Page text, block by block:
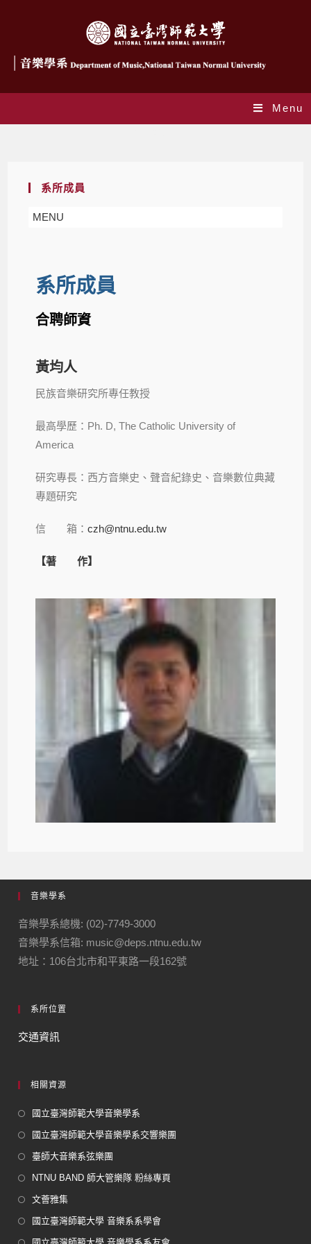
Menu
系所成員
MENU
系所成員
合聘師資
黃均人
民族音樂研究所專任教授
最高學歷： Ph. D, The Catholic University of
America
研究專長：西方音樂史、聲音紀錄史、音樂數位典藏
專題研究
信 箱：czh@ntnu.edu.tw
【著 作】
音樂學系
音樂學系總機: (02)-7749-3000
音樂學系信箱: music@deps.ntnu.edu.tw
地址：106台北市和平東路一段162號
系所位置
交通資訊
相關資源
國立臺灣師範大學音樂學系
國立臺灣師範大學音樂學系交響樂團
臺師大音樂系弦樂團
NTNU BAND 師大管樂隊 粉絲專頁
文薈雅集
國立臺灣師範大學 音樂系系學會